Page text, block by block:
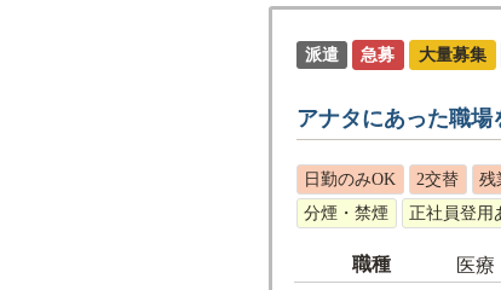
派遣 急募 大量募集
アナタにあった職
日勤のみOK 2交替 残
分煙・禁煙
正社員登用
職種 医療